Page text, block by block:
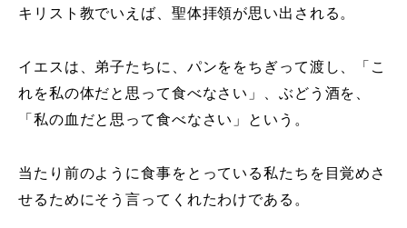
キリスト教でいえば、聖体拝領が思い出される。
イエスは、弟子たちに、パンををちぎって渡し、「こ
れを私の体だと思って食べなさい」、ぶどう酒を、
「私の血だと思って食べなさい」という。
当たり前のように食事をとっている私たちを目覚めさ
せるためにそう言ってくれたわけである。